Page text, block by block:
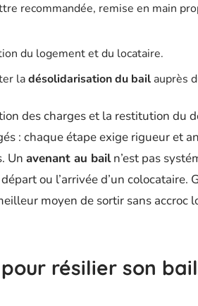
recommandée, remise en main
du logement et du locataire.
ladésolidarisation du bail auprès
des charges et la restitution du
: chaque étape exige rigueur et
Un avenant au bailn’est pas
ou l’arrivée d’un colocataire.
moyen de sortir sans accroc
résilier son